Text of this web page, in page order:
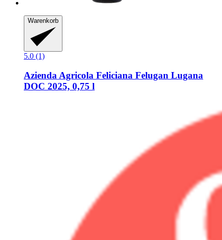
Warenkorb
5.0 (1)
Azienda Agricola Feliciana Felugan Lugana
DOC 2025, 0,75 l